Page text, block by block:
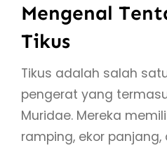
Mengenal
Tikus
Tikus adalah salah
pengerat yang
Muridae. Mereka
ramping, ekor